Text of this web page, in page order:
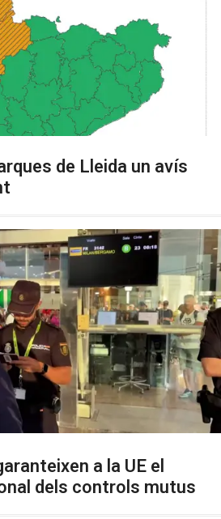
de Lleida un avís
a la UE el
dels controls mutus